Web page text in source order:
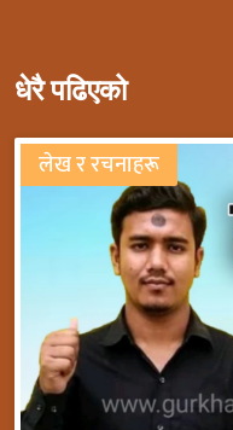
धेरै पढिएको
लेख र रचनाहरू